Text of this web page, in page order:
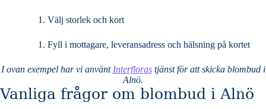
Välj storlek och kort
Fyll i mottagare, leveransadress och hälsning på kortet
I ovan exempel har vi använt Interflorastjänst för att skicka blombud i
Alnö.
Vanliga frågor om blombud i Alnö